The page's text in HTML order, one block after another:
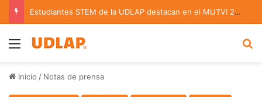
Estudiantes STEM de la UDLAP destacan en el MUTVI 2026
Menu
Inicio / Notas de prensa